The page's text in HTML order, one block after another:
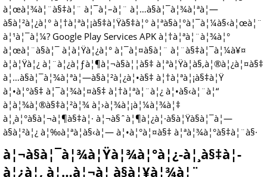
à¦œà¦¾à¦¨à§‡à¦¨ à¦¯à¦–à¦¨ à¦…à§à¦¯à¦¾à¦ªà¦—
à§à¦²à¦¿à¦° à¦†à¦ªà¦¡à§‡à¦Ÿà§‡à¦° à¦ªà§à¦°à¦¯à¦¼à§‹à¦œà¦¨
à¦¹à¦¯à¦¼? Google Play Services APK à¦†à¦ªà¦¨à¦¾à¦°
à¦œà¦¨à§à¦¯ à¦à¦Ÿà¦¿à¦° à¦¯à¦¤à§à¦¨ à¦¨à§‡à¦¯à¦¼à¥¤
à¦à¦Ÿà¦¿ à¦¨à¦¿à¦ƒà¦¶à¦¬à§à¦¦à§‡ à¦ªà¦Ÿà¦­à§‚à¦®à¦¿à¦¤à§‡
à¦…à§à¦¯à¦¾à¦ªà¦—à§à¦²à¦¿à¦•à§‡ à¦†à¦ªà¦¡à§‡à¦Ÿ
à¦•à¦°à§‡ à¦¯à¦¾à¦¤à§‡ à¦†à¦ªà¦¨à¦¿ à¦•à§‹à¦¨à¦“
à¦à¦¾à¦®à§‡à¦²à¦¾ à¦›à¦¾à¦¡à¦¼à¦¾à¦‡
à¦¸à¦°à§à¦¬à¦¶à§‡à¦· à¦¬à§ˆà¦¶à¦¿à¦·à§à¦Ÿà§à¦¯à¦—
à§à¦²à¦¿ à¦‰à¦ªà¦­à§‹à¦— à¦•à¦°à¦¤à§‡ à¦ªà¦¾à¦°à§‡à¦¨à§·
à¦¬à§à¦¯à¦¾à¦Ÿà¦¾à¦°à¦¿-à¦¸à§‡à¦­
à¦¿à¦‚ à¦…à¦¬à¦¸à§à¦¥à¦¾à¦¨